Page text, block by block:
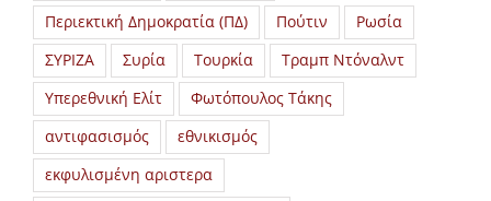
Περιεκτική Δημοκρατία (ΠΔ)
Πούτιν
Ρωσία
ΣΥΡΙΖΑ
Συρία Τουρκία
Τραμπ Ντόναλντ
Υπερεθνική Ελίτ
Φωτόπουλος Τάκης
αντιφασισμός
εθνικισμός
εκφυλισμένη αριστερα